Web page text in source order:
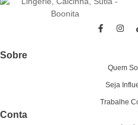
Sobre
Quem
Seja
Trabalhe
Conta